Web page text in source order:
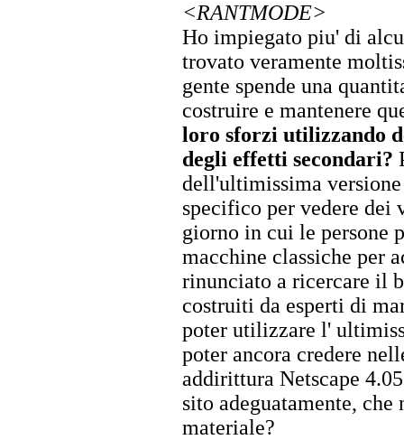
<RANTMODE>
Ho impiegato piu' di
trovato veramente
gente spende una
costruire e mantenere
loro sforzi utilizzando
degli effetti secondari?
dell'ultimissima
specifico per vedere dei
giorno in cui le persone
macchine classiche per
rinunciato a ricercare il
costruiti da esperti di
poter utilizzare l'
poter ancora credere
addirittura Netscape
sito adeguatamente,
materiale?